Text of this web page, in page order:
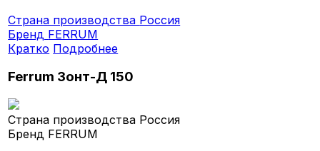
Страна производства Россия
Бренд FERRUM
Кратко Подробнее
Ferrum Зонт-Д 150
Страна производства Россия
Бренд FERRUM